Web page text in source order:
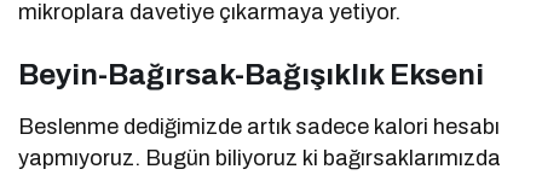
mikroplara davetiye çıkarmaya yetiyor.
Beyin-Bağırsak-Bağışıklık Ekseni
Beslenme dediğimizde artık sadece kalori hesabı
yapmıyoruz. Bugün biliyoruz ki bağırsaklarımızda